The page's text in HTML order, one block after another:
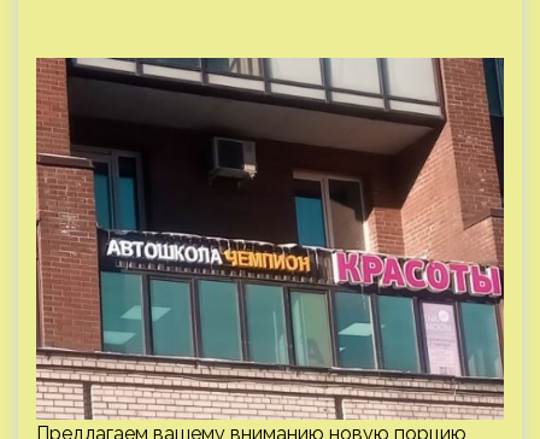
Предлагаем вашему вниманию новую порцию